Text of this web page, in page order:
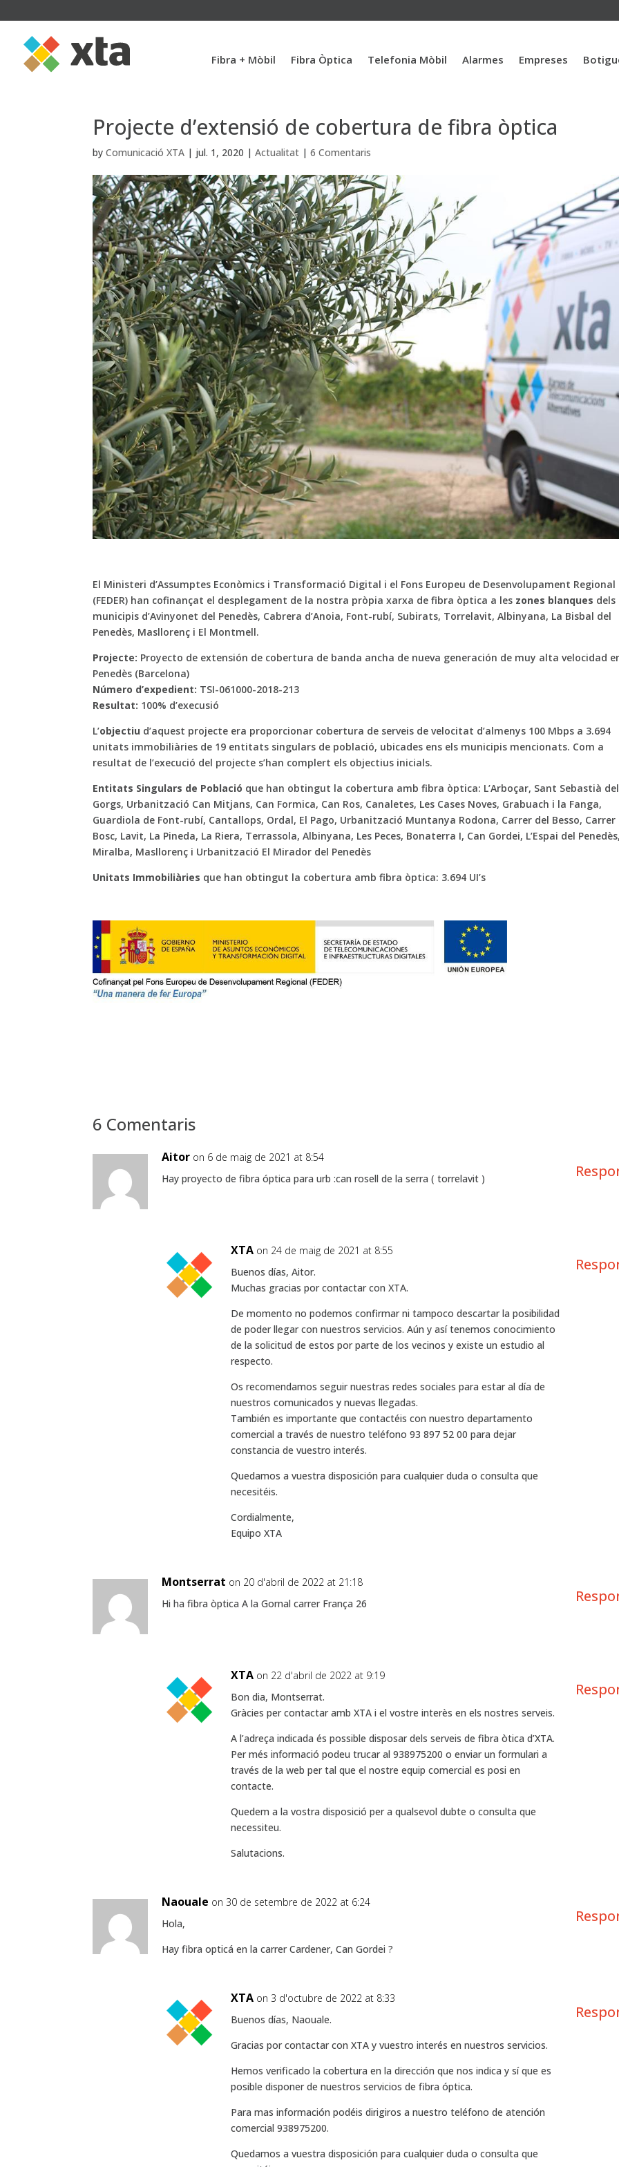
Fibra + Mòbil Fibra Òptica Telefonia Mòbil Alarmes Empreses
Projecte d’extensió de cobertura de fibra òptica
byComunicació XTA | jul. 1, 2020 |Actualitat |6 Comentaris
El Ministeri d’Assumptes Econòmics i Transformació Digital i el Fons Europeu de Desenvolupament Regional
(FEDER) han cofinançat el desplegament de la nostra pròpia xarxa de fibra òptica a les zones blanques dels
municipis d’Avinyonet del Penedès, Cabrera d’Anoia, Font-rubí, Subirats, Torrelavit, Albinyana, La Bisbal del
Penedès, Masllorenç i El Montmell.
Projecte: Proyecto de extensión de cobertura de banda ancha de nueva generación de muy alta velocidad
Penedès (Barcelona)
Número d’expedient: TSI-061000-2018-213
Resultat: 100% d’execusió
L’objectiu d’aquest projecte era proporcionar cobertura de serveis de velocitat d’almenys 100 Mbps a 3.694
unitats immobiliàries de 19 entitats singulars de població, ubicades ens els municipis mencionats. Com a
resultat de l’execució del projecte s’han complert els objectius inicials.
Entitats Singulars de Població que han obtingut la cobertura amb fibra òptica: L’Arboçar, Sant Sebastià
Gorgs, Urbanització Can Mitjans, Can Formica, Can Ros, Canaletes, Les Cases Noves, Grabuach i la Fanga,
Guardiola de Font-rubí, Cantallops, Ordal, El Pago, Urbanització Muntanya Rodona, Carrer del Besso, Carrer
Bosc, Lavit, La Pineda, La Riera, Terrassola, Albinyana, Les Peces, Bonaterra I, Can Gordei, L’Espai del
Miralba, Masllorenç i Urbanització El Mirador del Penedès
Unitats Immobiliàries que han obtingut la cobertura amb fibra òptica: 3.694 UI’s
6 Comentaris
Aitor on 6 de maig de 2021 at 8:54
Hay proyecto de fibra óptica para urb :can rosell de la serra ( torrelavit )
XTA on 24 de maig de 2021 at 8:55
Buenos días, Aitor.
Muchas gracias por contactar con XTA.
De momento no podemos confirmar ni tampoco descartar la posibilidad
de poder llegar con nuestros servicios. Aún y así tenemos conocimiento
de la solicitud de estos por parte de los vecinos y existe un estudio al
respecto.
Os recomendamos seguir nuestras redes sociales para estar al día de
nuestros comunicados y nuevas llegadas.
También es importante que contactéis con nuestro departamento
comercial a través de nuestro teléfono 93 897 52 00 para dejar
constancia de vuestro interés.
Quedamos a vuestra disposición para cualquier duda o consulta que
necesitéis.
Cordialmente,
Equipo XTA
Montserrat on 20 d'abril de 2022 at 21:18
Hi ha fibra òptica A la Gornal carrer França 26
XTA on 22 d'abril de 2022 at 9:19
Bon dia, Montserrat.
Gràcies per contactar amb XTA i el vostre interès en els nostres serveis.
A l’adreça indicada és possible disposar dels serveis de fibra òtica d’XTA.
Per més informació podeu trucar al 938975200 o enviar un formulari a
través de la web per tal que el nostre equip comercial es posi en
contacte.
Quedem a la vostra disposició per a qualsevol dubte o consulta que
necessiteu.
Salutacions.
Naouale on 30 de setembre de 2022 at 6:24
Hola,
Hay fibra opticá en la carrer Cardener, Can Gordei ?
XTA on 3 d'octubre de 2022 at 8:33
Buenos días, Naouale.
Gracias por contactar con XTA y vuestro interés en nuestros servicios.
Hemos verificado la cobertura en la dirección que nos indica y sí que es
posible disponer de nuestros servicios de fibra óptica.
Para mas información podéis dirigiros a nuestro teléfono de atención
comercial 938975200.
Quedamos a vuestra disposición para cualquier duda o consulta que